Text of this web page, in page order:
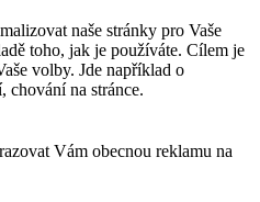
naše stránky pro Vaše
toho, jak je používáte. Cílem je
volby. Jde například o
na stránce.
Vám obecnou reklamu na